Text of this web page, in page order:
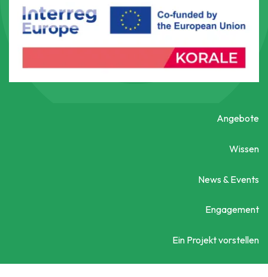
Angebote
Wissen
News & Events
Engagement
Ein Projekt vorstellen